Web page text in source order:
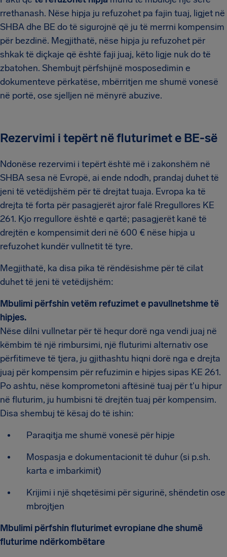
rrethanash. Nëse hipja ju refuzohet pa fajin tuaj, ligjet në
SHBA dhe BE do të sigurojnë që ju të merrni kompensim
për bezdinë. Megjithatë, nëse hipja ju refuzohet për
shkak të diçkaje që është faji juaj, këto ligje nuk do të
zbatohen. Shembujt përfshijnë mosposedimin e
dokumenteve përkatëse, mbërritjen me shumë vonesë
në portë, ose sjelljen në mënyrë abuzive.
Rezervimi i tepërt në fluturimet e BE-së
Ndonëse rezervimi i tepërt është më i zakonshëm në
SHBA sesa në Evropë, ai ende ndodh, prandaj duhet të
jeni të vetëdijshëm për të drejtat tuaja. Evropa ka të
drejta të forta për pasagjerët ajror falë Rregullores KE
261. Kjo rregullore është e qartë; pasagjerët kanë të
drejtën e kompensimit deri në 600 € nëse hipja u
refuzohet kundër vullnetit të tyre.
Megjithatë, ka disa pika të rëndësishme për të cilat
duhet të jeni të vetëdijshëm:
Mbulimi përfshin vetëm refuzimet e pavullnetshme të
hipjes.
Nëse dilni vullnetar për të hequr dorë nga vendi juaj në
këmbim të një rimbursimi, një fluturimi alternativ ose
përfitimeve të tjera, ju gjithashtu hiqni dorë nga e drejta
juaj për kompensim për refuzimin e hipjes sipas KE 261.
Po ashtu, nëse komprometoni aftësinë tuaj për t'u hipur
në fluturim, ju humbisni të drejtën tuaj për kompensim.
Disa shembuj të kësaj do të ishin:
Paraqitja me shumë vonesë për hipje
Mospasja e dokumentacionit të duhur (si p.sh.
karta e imbarkimit)
Krijimi i një shqetësimi për sigurinë, shëndetin ose
mbrojtjen
Mbulimi përfshin fluturimet evropiane dhe shumë
fluturime ndërkombëtare